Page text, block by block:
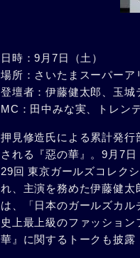
日時：9月7日（土）
場所：さいたまスーパーア
登壇者：伊藤健太郎、玉城
MC：田中みな実、トレン
押見修造氏による累計発
される『惡の華』。9月7
29回 東京ガールズコレク
れ、主演を務めた伊藤健
は、「日本のガールズカ
史上最上級のファッショ
華』に関するトークも披露